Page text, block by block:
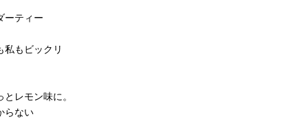
ーティー
もビックリ
レモン味に。
らない